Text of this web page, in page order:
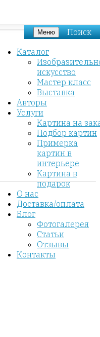
Меню
Поиск
Каталог
искусство
Мастер класс
Выставка
Авторы
Услуги
Картина на
Подбор картин
Примерка
картин в
интерьере
Картина в
подарок
О нас
Доставка/оплата
Блог
Фотогалерея
Статьи
Отзывы
Контакты